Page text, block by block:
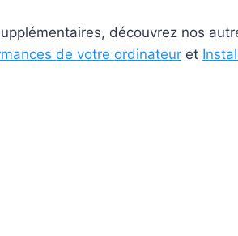
découvrez nos
de votre ordinateur et